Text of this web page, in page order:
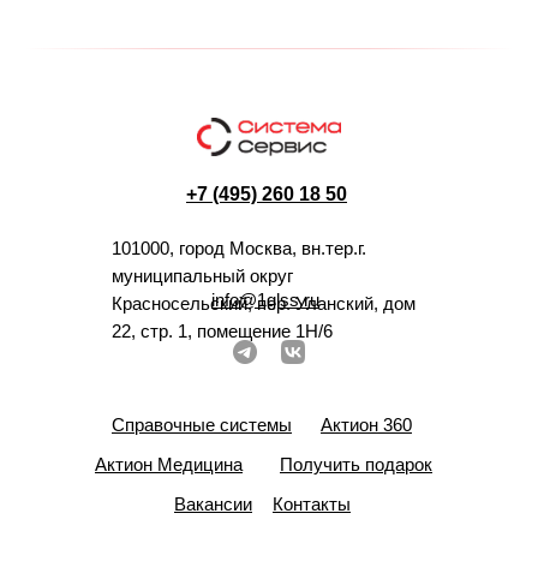
+7 (495) 260 18 50
101000, город Москва, вн.тер.г.
муниципальный округ
Красносельский, пер. Уланский, дом
22, стр. 1, помещение 1Н/6
info@1glss.ru
Справочные системы
Актион 360
Актион Медицина
Получить подарок
Вакансии
Контакты